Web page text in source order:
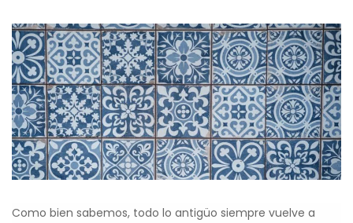
Como bien sabemos, todo lo antigüo siempre vuelve a